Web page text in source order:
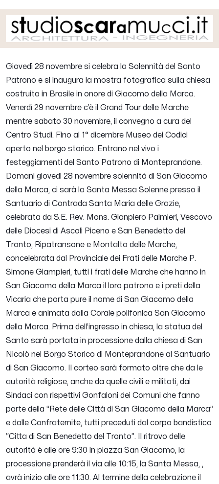
Giovedì 28 novembre si celebra la Solennità del Santo
Patrono e si inaugura la mostra fotografica sulla chiesa
costruita in Brasile in onore di Giacomo della Marca.
Venerdì 29 novembre c’è il Grand Tour delle Marche
mentre sabato 30 novembre, il convegno a cura del
Centro Studi. Fino al 1° dicembre Museo dei Codici
aperto nel borgo storico. Entrano nel vivo i
festeggiamenti del Santo Patrono di Monteprandone.
Domani giovedì 28 novembre solennità di San Giacomo
della Marca, ci sarà la Santa Messa Solenne presso il
Santuario di Contrada Santa Maria delle Grazie,
celebrata da S.E. Rev. Mons. Gianpiero Palmieri, Vescovo
delle Diocesi di Ascoli Piceno e San Benedetto del
Tronto, Ripatransone e Montalto delle Marche,
concelebrata dal Provinciale dei Frati delle Marche P.
Simone Giampieri, tutti i frati delle Marche che hanno in
San Giacomo della Marca il loro patrono e i preti della
Vicaria che porta pure il nome di San Giacomo della
Marca e animata dalla Corale polifonica San Giacomo
della Marca. Prima dell’ingresso in chiesa, la statua del
Santo sarà portata in processione dalla chiesa di San
Nicolò nel Borgo Storico di Monteprandone al Santuario
di San Giacomo. Il corteo sarà formato oltre che da le
autorità religiose, anche da quelle civili e militati, dai
Sindaci con rispettivi Gonfaloni dei Comuni che fanno
parte della “Rete delle Città di San Giacomo della Marca”
e dalle Confraternite, tutti preceduti dal corpo bandistico
“Citta di San Benedetto del Tronto”.
Il ritrovo delle
autorità è alle ore 9:30 in piazza San Giacomo, la
processione prenderà il via alle 10:15, la Santa Messa, ,
avrà inizio alle ore 11:30. Al termine della celebrazione il